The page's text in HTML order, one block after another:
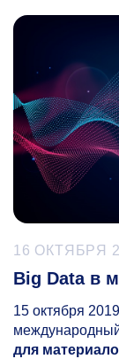
16 ОКТЯБРЯ
Big Data в
15 октября
для